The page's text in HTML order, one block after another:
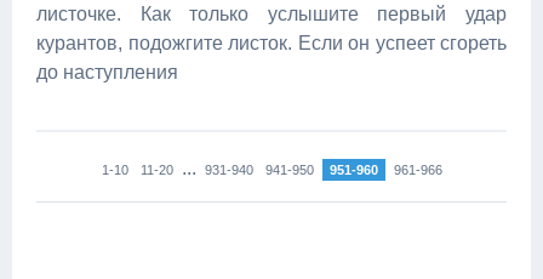
листочке. Как только услышите первый удар
курантов, подожгите листок. Если он успеет сгореть
до наступления
1-10 11-20 ... 931-940 941-950 951-960 961-966